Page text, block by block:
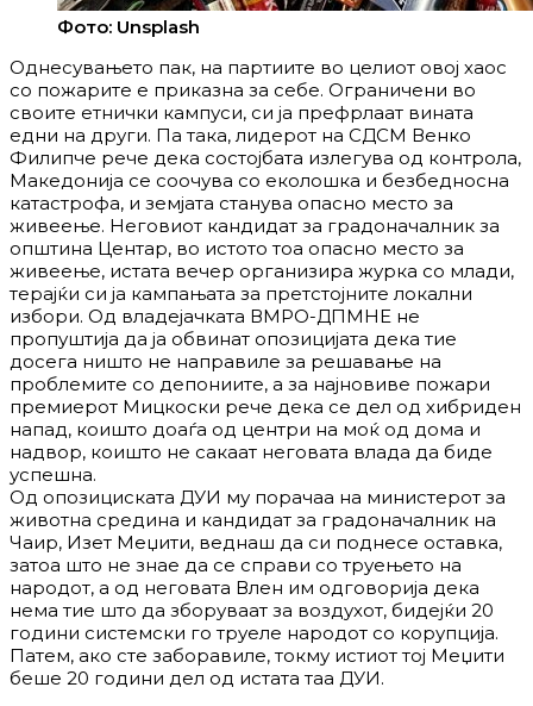
Фото: Unsplash
Однесувањето пак, на партиите во целиот овој хаос
со пожарите е приказна за себе. Ограничени во
своите етнички кампуси, си ја префрлаат вината
едни на други. Па така, лидерот на СДСМ Венко
Филипче рече дека состојбата излегува од контрола,
Македонија се соочува со еколошка и безбедносна
катастрофа, и земјата станува опасно место за
живеење. Неговиот кандидат за градоначалник за
општина Центар, во истото тоа опасно место за
живеење, истата вечер организира журка со млади,
терајќи си ја кампањата за претстојните локални
избори. Од владејачката ВМРО-ДПМНЕ не
пропуштија да ја обвинат опозицијата дека тие
досега ништо не направиле за решавање на
проблемите со депониите, а за најновиве пожари
премиерот Мицкоски рече дека се дел од хибриден
напад, коишто доаѓа од центри на моќ од дома и
надвор, коишто не сакаат неговата влада да биде
успешна.
Од опозициската ДУИ му порачаа на министерот за
животна средина и кандидат за градоначалник на
Чаир, Изет Меџити, веднаш да си поднесе оставка,
затоа што не знае да се справи со труењето на
народот, а од неговата Влен им одговорија дека
нема тие што да зборуваат за воздухот, бидејќи 20
години системски го труеле народот со корупција.
Патем, ако сте заборавиле, токму истиот тој Меџити
беше 20 години дел од истата таа ДУИ.